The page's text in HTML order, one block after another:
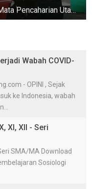
Laporan penelitian yang berjudul Mata Pencaharian Utama, Penyangga, & Pendukung Masyarakat Desa Dasun ini merupakan Program Pendataan D...
Wabah COVID-
- OPINI , Sejak
ke Indonesia, wabah
XI, XII - Seri
SMA/MA Download
Sosiologi